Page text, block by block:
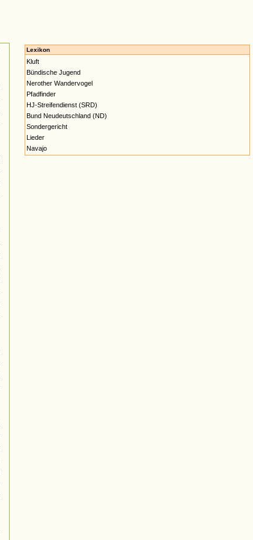
Lexikon
Kluft
Bündische Jugend
Nerother Wandervogel
Pfadfinder
HJ-Streifendienst (SRD)
Bund Neudeutschland (ND)
Sondergericht
Lieder
Navajo